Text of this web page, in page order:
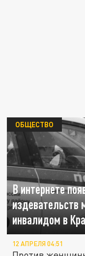
В интернете
издевательств
инвалидом в
ОБЩЕСТВО
12 АПРЕЛЯ 04:51